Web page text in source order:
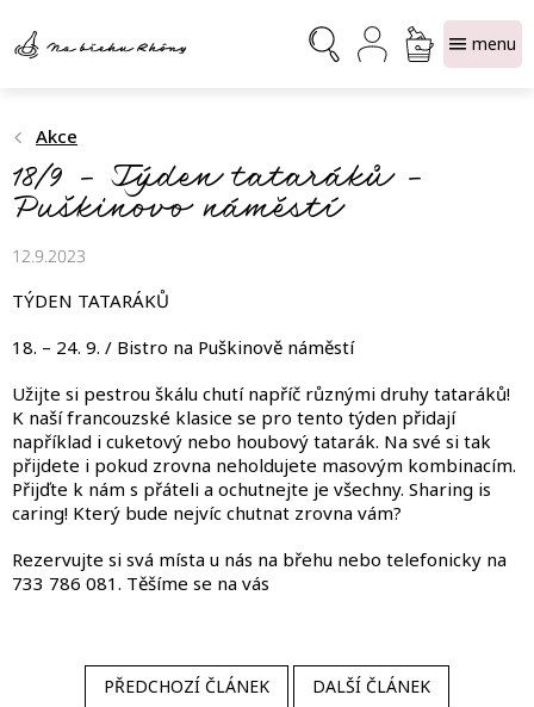
obsah
NÁKUPNÍ
KOŠÍK
Akce
18/9 – Týden tataráků –
Puškinovo náměstí
12.9.2023
TÝDEN TATARÁKŮ
18. – 24. 9. / Bistro na Puškinově náměstí
Užijte si pestrou škálu chutí napříč různými druhy tataráků!
K naší francouzské klasice se pro tento týden přidají
například i cuketový nebo houbový tatarák. Na své si tak
přijdete i pokud zrovna neholdujete masovým kombinacím.
Přijďte k nám s přáteli a ochutnejte je všechny. Sharing is
caring! Který bude nejvíc chutnat zrovna vám?
Rezervujte si svá místa u nás na břehu nebo telefonicky na
733 786 081. Těšíme se na vás
PŘEDCHOZÍ ČLÁNEK DALŠÍ ČLÁNEK